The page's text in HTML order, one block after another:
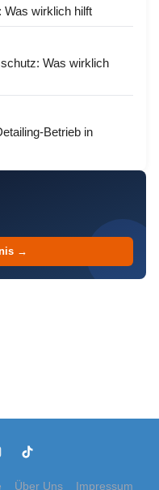
Was wirklich hilft
Was wirklich
Betrieb in
→
Über Uns Impressum